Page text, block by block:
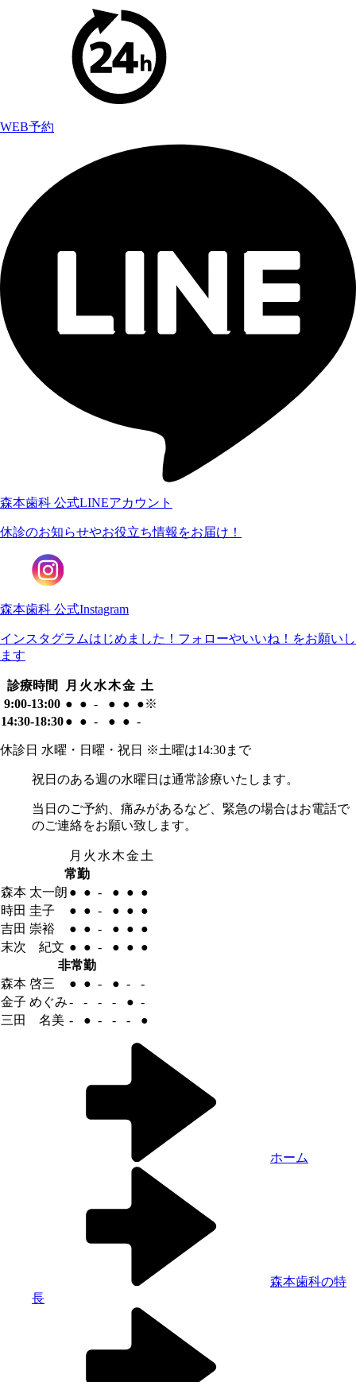
WEB予約
森本歯科 公式LINEアカウント
休診のお知らせやお役立ち情報をお届け！
森本歯科 公式Instagram
インスタグラムはじめました！ フォローやいいね！をお願いし
ます
診療時間 月 火 水木金 土
9:00-13:00 ● ● - ● ● ●※
14:30-18:30● ● - ● ● -
休診日 水曜・日曜・祝日 ※土曜は14:30まで
祝日のある週の水曜日 は通常診療いたします。
当日のご予約、痛みがあるなど、緊急の場合はお電話で
のご連絡をお願い致します。
月 火 水 木金 土
常勤
森本 太一朗 ● ● - ● ● ●
時田 圭子
● ● - ● ● ●
吉田 崇裕
● ● - ● ● ●
末次 紀文 ● ● - ● ● ●
非常勤
森本 啓三
● ● - ● -
-
金子 めぐみ- - - - ● -
三田 名美 - ● - - - ●
ホーム
森本歯科の特
長